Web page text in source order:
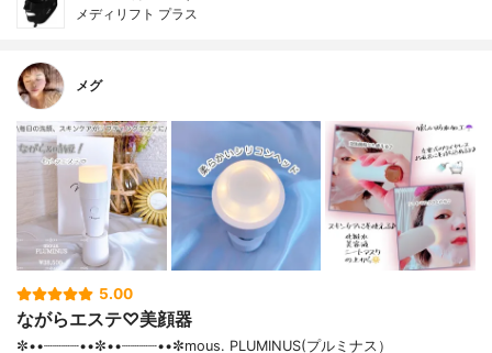
メディリフト プラス
メグ
5.00
ながらエステ♡美顔器
✼••┈┈┈┈••✼••┈┈┈┈••✼mous. PLUMINUS(プルミナス）